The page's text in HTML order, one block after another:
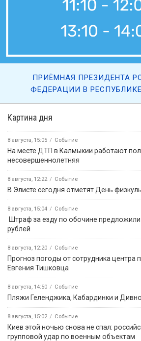
Картина дня
8 августа, 15:05 Событие
На месте ДТП в Калмыкии работают
несовершеннолетняя
8 августа, 12:22 Событие
В Элисте сегодня отметят День
8 августа, 15:04 Событие
Штраф за езду по обочине
рублей
8 августа, 12:20 Событие
Прогноз погоды от сотрудника центра
Евгения Тишковца
8 августа, 14:50 Событие
️Пляжи Геленджика, Кабардинки и
8 августа, 15:02 Событие
Киев этой ночью снова не спал:
групповой удар по военным объектам
ПРИЁМНАЯ ПРЕЗИДЕНТА
ФЕДЕРАЦИИ В